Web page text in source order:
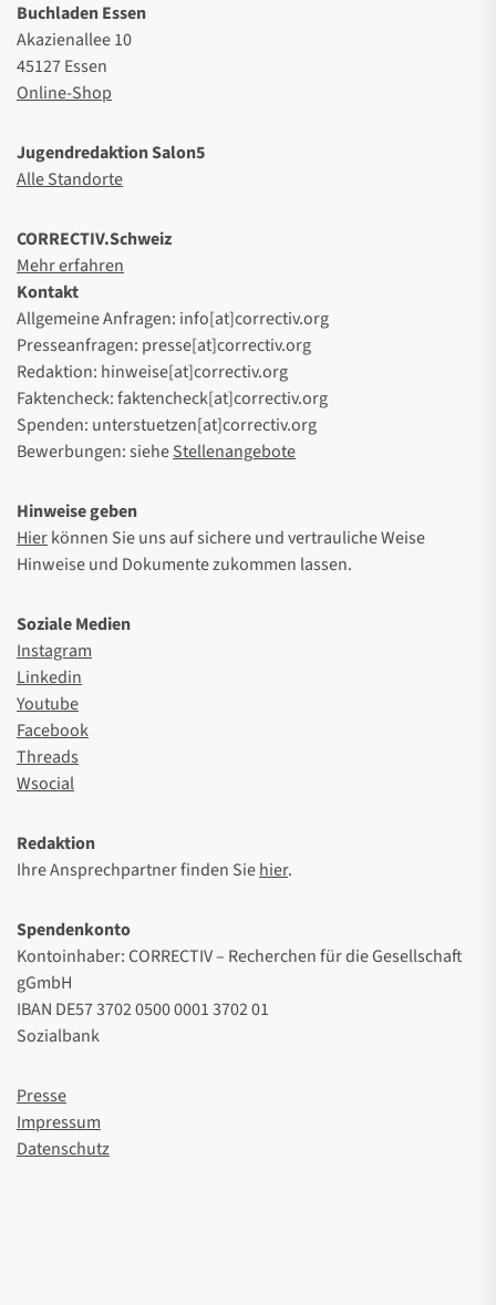
Buchladen Essen
Akazienallee 10
45127 Essen
Online-Shop
Jugendredaktion Salon5
Alle Standorte
CORRECTIV.Schweiz
Mehr erfahren
Kontakt
Allgemeine Anfragen: info[at]correctiv.org
Presseanfragen: presse[at]correctiv.org
Redaktion: hinweise[at]correctiv.org
Faktencheck: faktencheck[at]correctiv.org
Spenden: unterstuetzen[at]correctiv.org
Bewerbungen: sieheStellenangebote
Hinweise geben
Hierkönnen Sie uns auf sichere und vertrauliche Weise
Hinweise und Dokumente zukommen lassen.
Soziale Medien
Instagram
Linkedin
Youtube
Facebook
Threads
Wsocial
Redaktion
Ihre Ansprechpartner finden Siehier.
Spendenkonto
Kontoinhaber: CORRECTIV – Recherchen für die Gesellschaft
gGmbH
IBAN DE57 3702 0500 0001 3702 01
Sozialbank
Presse
Impressum
Datenschutz